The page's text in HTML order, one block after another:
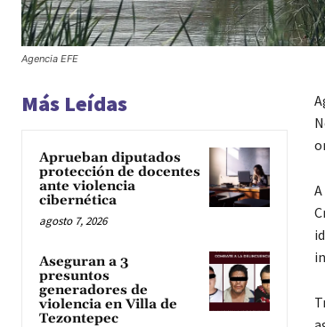
Agencia EFE
Más Leídas
Aprueban diputados
protección de docentes
ante violencia
cibernética
agosto 7, 2026
Aseguran a 3
presuntos
generadores de
violencia en Villa de
Tezontepec